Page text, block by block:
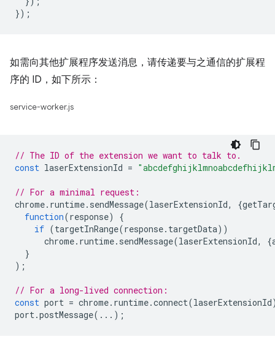
});
如需向其他扩展程序发送消息，请传递要与之通信的扩展程
序的 ID，如下所示：
service-worker.js
// The ID of the extension we want to talk to.
const laserExtensionId =
// For a minimal request:
chrome. runtime. sendMessage(laserExtensionId, {
function(response)
{
if (targetInRange(response. targetData))
chrome. runtime. sendMessage(laserExtensionId, {
}
);
// For a long-lived connection:
const port = chrome. runtime.connect(laserExtensionId
port.postMessage(...);